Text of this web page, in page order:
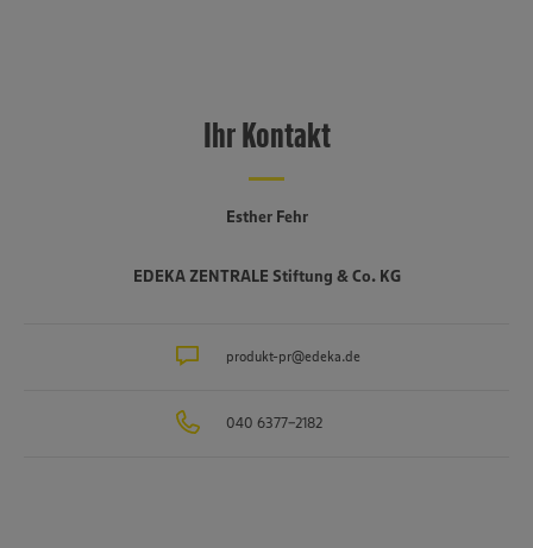
Ihr Kontakt
Esther Fehr
EDEKA ZENTRALE Stiftung & Co. KG
produkt-pr@edeka.de
040 6377-2182